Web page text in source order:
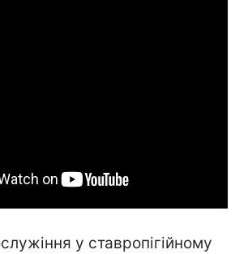
у ставропігійному